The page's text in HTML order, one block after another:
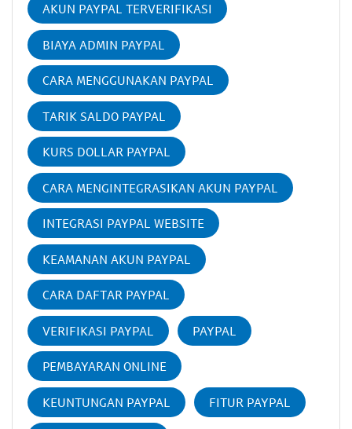
AKUN PAYPAL TERVERIFIKASI
BIAYA ADMIN PAYPAL
CARA MENGGUNAKAN PAYPAL
TARIK SALDO PAYPAL
KURS DOLLAR PAYPAL
CARA MENGINTEGRASIKAN AKUN PAYPAL
INTEGRASI PAYPAL WEBSITE
KEAMANAN AKUN PAYPAL
CARA DAFTAR PAYPAL
VERIFIKASI PAYPAL PAYPAL
PEMBAYARAN ONLINE
KEUNTUNGAN PAYPAL FITUR PAYPAL